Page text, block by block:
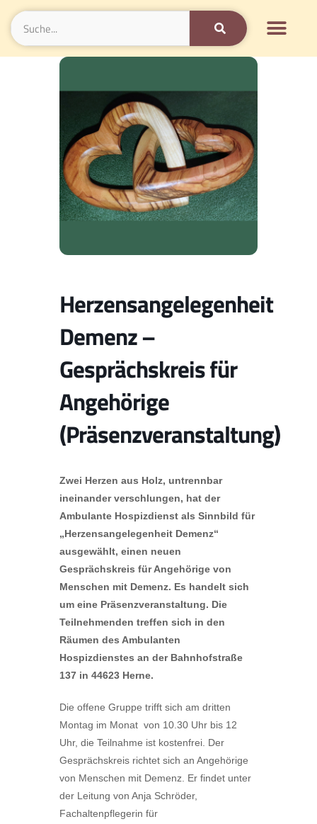
Herzensangelegenheit
Demenz –
Gesprächskreis für
Angehörige
(Präsenzveranstaltung)
Zwei Herzen aus Holz, untrennbar
ineinander verschlungen, hat der
Ambulante Hospizdienst als Sinnbild für
„Herzensangelegenheit Demenz“
ausgewählt, einen neuen
Gesprächskreis für Angehörige von
Menschen mit Demenz. Es handelt sich
um eine Präsenzveranstaltung. Die
Teilnehmenden treffen sich in den
Räumen des Ambulanten
Hospizdienstes an der Bahnhofstraße
137 in 44623 Herne.
Die offene Gruppe trifft sich am dritten
Montag im Monat von 10.30 Uhr bis 12
Uhr, die Teilnahme ist kostenfrei. Der
Gesprächskreis richtet sich an Angehörige
von Menschen mit Demenz. Er findet unter
der Leitung von Anja Schröder,
Fachaltenpflegerin für